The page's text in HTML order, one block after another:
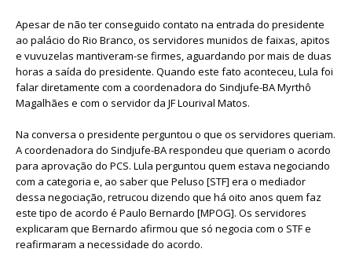
Apesar de não ter conseguido contato na entrada do presidente
ao palácio do Rio Branco, os servidores munidos de faixas, apitos
e vuvuzelas mantiveram-se firmes, aguardando por mais de duas
horas a saída do presidente. Quando este fato aconteceu, Lula foi
falar diretamente com a coordenadora do Sindjufe-BA Myrthô
Magalhães e com o servidor da JF Lourival Matos.
Na conversa o presidente perguntou o que os servidores queriam.
A coordenadora do Sindjufe-BA respondeu que queriam o acordo
para aprovação do PCS. Lula perguntou quem estava negociando
com a categoria e, ao saber que Peluso [STF] era o mediador
dessa negociação, retrucou dizendo que há oito anos quem faz
este tipo de acordo é Paulo Bernardo [MPOG]. Os servidores
explicaram que Bernardo afirmou que só negocia com o STF e
reafirmaram a necessidade do acordo.